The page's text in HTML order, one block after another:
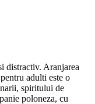
distractiv. Aranjarea
adulti este o
spiritului de
poloneza, cu